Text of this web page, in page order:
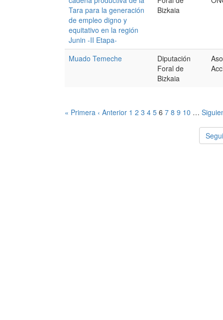
Tara para la generación
de empleo digno y
equitativo en la región
Junin -II Etapa-
Bizkaia
Muado Temeche
Diputación
Foral de
Bizkaia
« Primera ‹ Anterior 1 2 3 4 5 6 7 8 9 10 …